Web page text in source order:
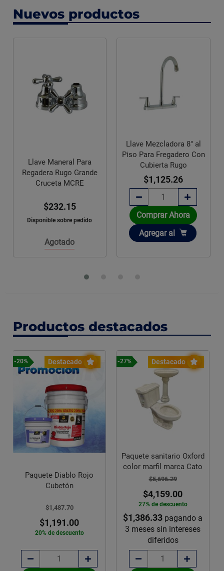
Nuevos productos
Llave Maneral Para
Regadera Rugo Grande
Cruceta MCRE
$232.15
Disponible sobre pedido
Agotado
Llave Mezcladora 8" al
Piso Para Fregadero Con
Cubierta Rugo
$1,125.26
Comprar Ahora
Añadir
Agregar al
Productos destacados
Destacado
-20%
Paquete Diablo Rojo
Cubetón
$1,487.70
$1,191.00
20% de descuento
Destacado
-27%
Paquete sanitario Oxford
color marfil marca Cato
$5,696.29
$4,159.00
27% de descuento
$1,386.33 pagando a
3 meses sin intereses
diferidos